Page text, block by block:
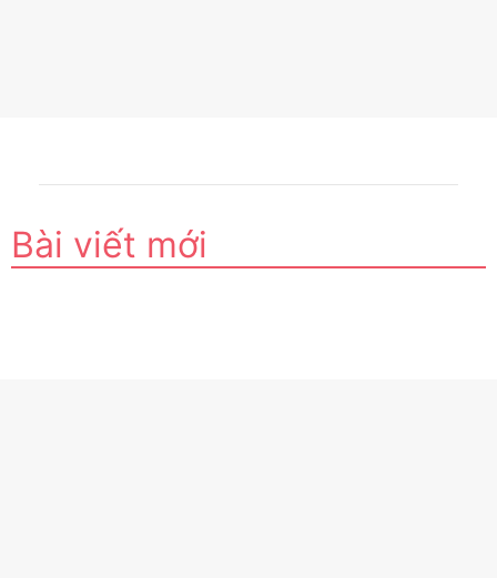
Bài viết mới